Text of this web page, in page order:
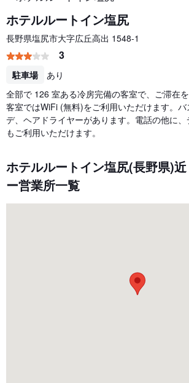
ホテルルートイン塩尻
長野県塩尻市大字広丘高出 1548-1
3
駐車場
あり
全部で 126 室ある冷房完備の客室で、ご滞在を
客室ではWiFi (無料)をご利用いただけます。
デ、ヘアドライヤーがあります。電話の他に
もご利用いただけます。
ホテルルートイン塩尻(長野県)
ー営業所一覧